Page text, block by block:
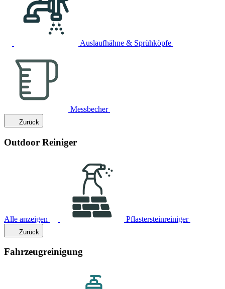
Auslaufhähne & Sprühköpfe
Messbecher
Zurück
Outdoor Reiniger
Alle anzeigen Pflastersteinreiniger
Zurück
Fahrzeugreinigung